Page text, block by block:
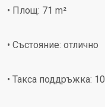
• Площ: 71 m²
• Състояние: отлично
• Такса поддръжка: